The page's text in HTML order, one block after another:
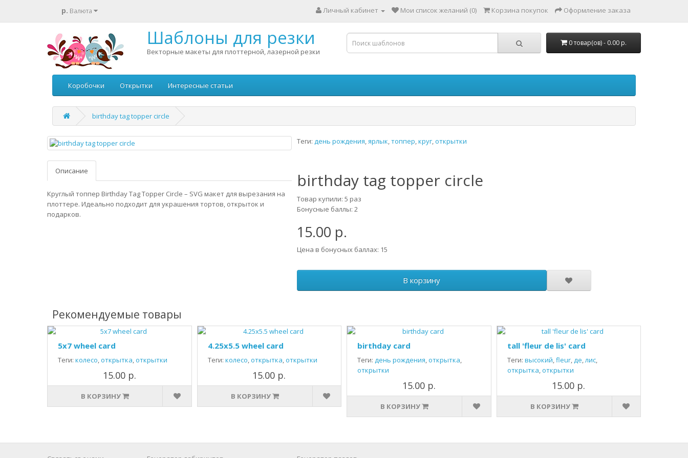
р. Валюта Личный кабинет Мои список желаний (0) Корзина покупок Оформление заказа
Шаблоны для резки
Векторные макеты для плоттерной, лазерной резки
0 товар(ов) - 0.00 р.
Коробочки Открытки Интересные статьи
birthday tag topper circle
Описание
Круглый топпер Birthday Tag Topper Circle – SVG макет для вырезания на
плоттере. Идеально подходит для украшения тортов, открыток и
подарков.
Теги: день рождения,ярлык,топпер,круг,открытки
birthday tag topper circle
Товар купили: 5 раз
Бонусные баллы: 2
15.00 р.
Цена в бонусных баллах: 15
В корзину
Рекомендуемые товары
5x7 wheel card
Теги: колесо,открытка,открытки
15.00 р.
В КОРЗИНУ
4.25x5.5 wheel card
Теги: колесо,открытка,открытки
15.00 р.
В КОРЗИНУ
birthday card
Теги: день рождения,открытка,
открытки
15.00 р.
В КОРЗИНУ
tall 'fleur de lis' card
Теги: высокий,fleur,де,лис,
открытка,открытки
15.00 р.
В КОРЗИНУ